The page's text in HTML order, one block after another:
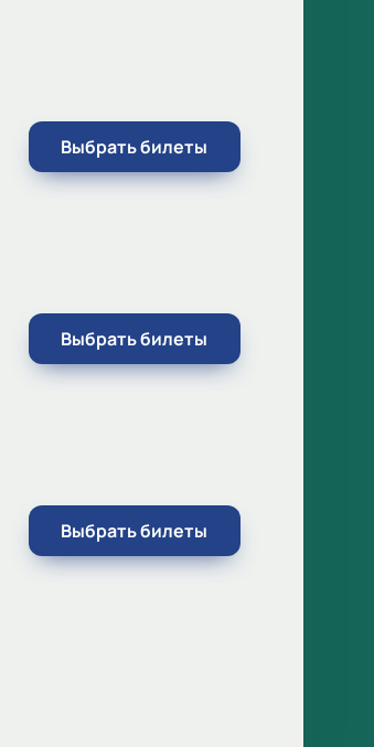
Выбрать билеты
Выбрать билеты
Выбрать билеты